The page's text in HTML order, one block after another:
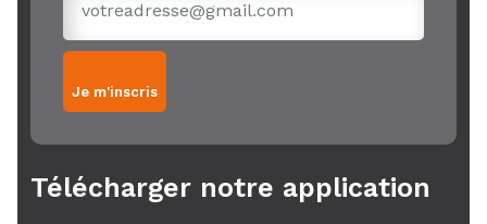
Je m'inscris
Télécharger notre application